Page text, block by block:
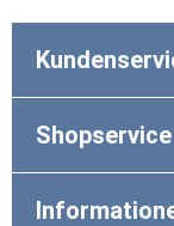
Shopservice